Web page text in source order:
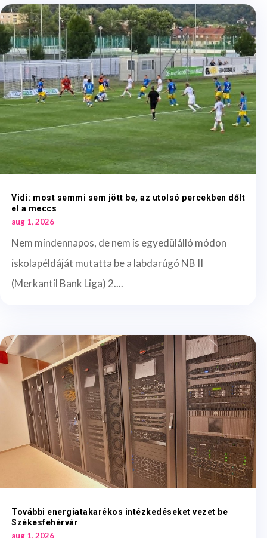
Vidi: most semmi sem jött be, az utolsó percekben dőlt
el a meccs
aug 1, 2026
Nem mindennapos, de nem is egyedülálló módon
iskolapéldáját mutatta be a labdarúgó NB II
(Merkantil Bank Liga) 2....
További energiatakarékos intézkedéseket vezet be
Székesfehérvár
aug 1, 2026